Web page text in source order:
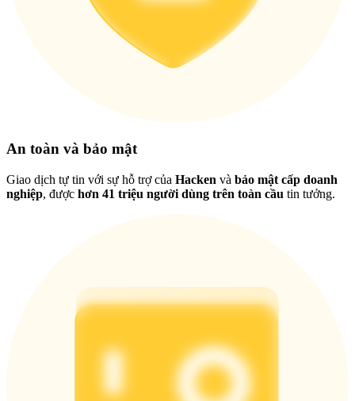
An toàn và bảo mật
Giao dịch tự tin với sự hỗ trợ của Hacken và bảo mật cấp doanh
nghiệp, được hơn 41 triệu người dùng trên toàn cầu tin tưởng.